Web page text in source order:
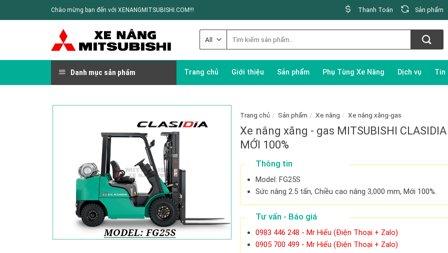
Chào mừng bạn đến với XENANGMITSUBISHI.COM!!! Thanh Toán Sản phẩm
Danh mục sản phẩm Trang chủ Giới thiệu Sản phẩm Phụ Tùng Xe Nâng Dịch vụ Tin
Trang chủ / Sản phẩm / Xe nâng / Xe nâng xăng-gas
Xe nâng xăng - gas MITSUBISHI CLASIDIA
MỚI 100%
Thông tin
Model: FG25S
Sức nâng 2.5 tấn, Chiều cao nâng 3,000 mm, Mới 100%.
Tư vấn - Báo giá
0983 446 248 - Mr Hiếu (Điện Thoại + Zalo)
0905 700 499 - Mr Hiếu (Điện Thoại + Zalo)